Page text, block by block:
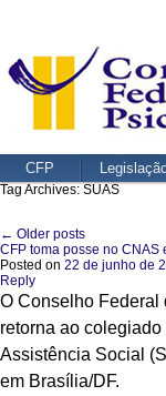
CFP
Tag Archives: SUAS
Post navigation
← Older posts
CFP toma posse no
Posted on 22 de junho de
Reply
O Conselho Federal
retorna ao
Assistência Social
em Brasília/DF.